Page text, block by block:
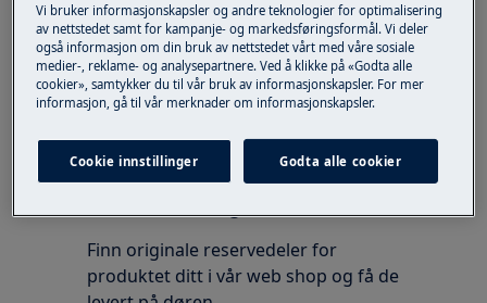
Fordreide stekeplater/stekepanner må
erstattes.
Var denne artikkelen nyttig?
Finn originale reservedeler for
produktet ditt i vår web shop og få de
Vi bruker informasjonskapsler og andre teknologier for optimalisering
av nettstedet samt for kampanje- og markedsføringsformål. Vi deler
også informasjon om din bruk av nettstedet vårt med våre sosiale
medier-, reklame- og analysepartnere. Ved å klikke på «Godta alle
cookier», samtykker du til vår bruk av informasjonskapsler. For mer
informasjon, gå til vår merknader om informasjonskapsler.
Cookie innstillinger Godta alle cookier